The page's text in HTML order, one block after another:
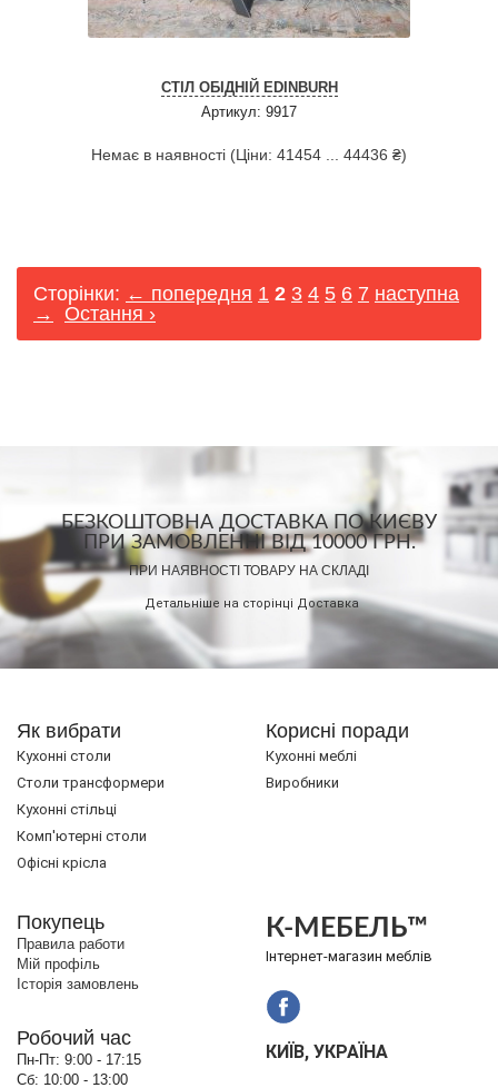
СТІЛ ОБІДНІЙ EDINBURH
Артикул: 9917
Немає в наявності (Ціни: 41454 ... 44436 ₴)
Сторінки: ← попередня 1 2 3 4 5 6 7 наступна
→
Остання ›
БЕЗКОШТОВНА ДОСТАВКА ПО КИЄВУ
ПРИ ЗАМОВЛЕННІ ВІД 10000 ГРН.
ПРИ НАЯВНОСТІ ТОВАРУ НА СКЛАДІ
Детальніше на сторінці Доставка
Як вибрати
Кухонні столи
Cтоли трансформери
Кухонні стільці
Комп'ютерні столи
Офісні крісла
Корисні поради
Кухонні меблі
Виробники
Покупець
Правила работи
Мій профіль
Історія замовлень
Робочий час
Пн-Пт: 9:00 - 17:15
Сб: 10:00 - 13:00
К-МЕБЕЛЬ™
Інтернет-магазин меблів
КИЇВ, УКРАЇНА